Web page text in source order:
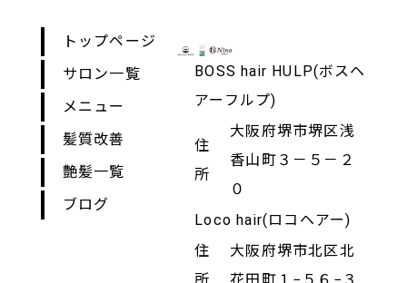
トップページ
サロン一覧
メニュー
髪質改善
艶髪一覧
ブログ
BOSS hair HULP(ボスヘ
アーフルプ)
住
所
大阪府堺市堺区浅
香山町３－５－２
０
Loco hair(ロコヘアー)
住
大阪府堺市北区北